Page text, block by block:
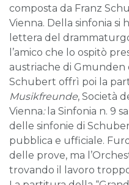
composta da Franz
Vienna. Della sinfonia si
lettera del
l’amico che lo ospitò
austriache di Gmunden
Schubert offrì poi la
Musikfreunde, Società
Vienna: la Sinfonia n. 9
delle sinfonie di
pubblica e ufficiale.
delle prove, ma
trovando il lavoro